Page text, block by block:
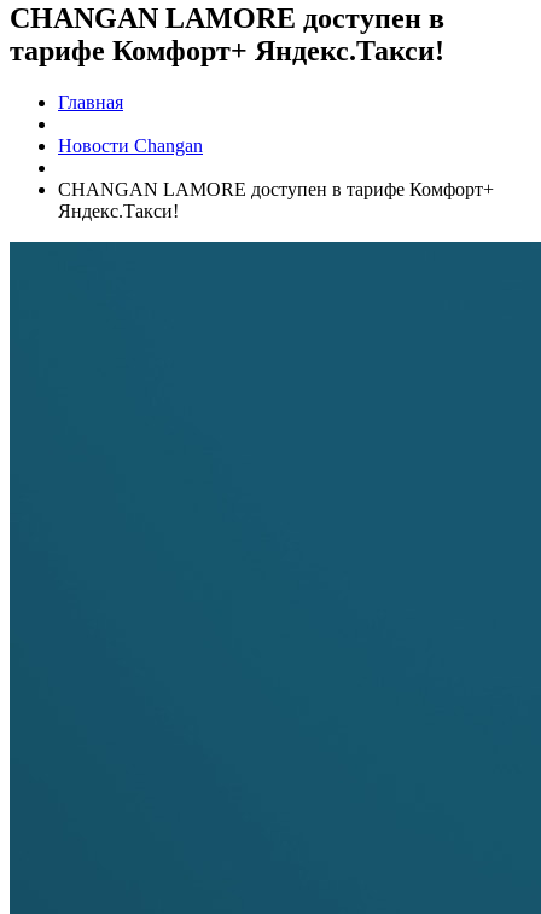
CHANGAN LAMORE доступен в
тарифе Комфорт+ Яндекс.Такси!
Главная
Новости Changan
CHANGAN LAMORE доступен в тарифе Комфорт+
Яндекс.Такси!